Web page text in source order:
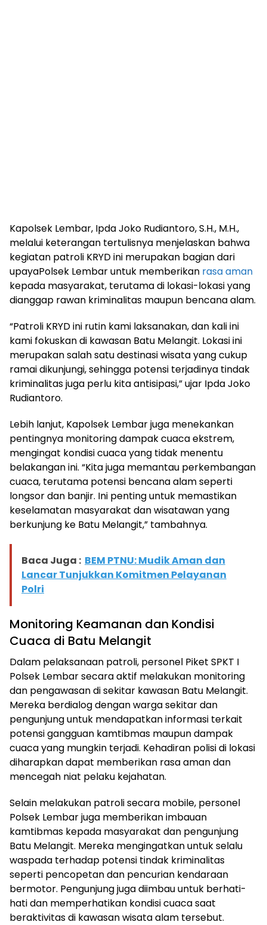
Kapolsek Lembar, Ipda Joko Rudiantoro, S.H., M.H.,
melalui keterangan tertulisnya menjelaskan bahwa
kegiatan patroli KRYD ini merupakan bagian dari
upayaPolsek Lembar untuk memberikan rasa aman
kepada masyarakat, terutama di lokasi-lokasi yang
dianggap rawan kriminalitas maupun bencana alam.
“Patroli KRYD ini rutin kami laksanakan, dan kali ini
kami fokuskan di kawasan Batu Melangit. Lokasi ini
merupakan salah satu destinasi wisata yang cukup
ramai dikunjungi, sehingga potensi terjadinya tindak
kriminalitas juga perlu kita antisipasi,” ujar Ipda Joko
Rudiantoro.
Lebih lanjut, Kapolsek Lembar juga menekankan
pentingnya monitoring dampak cuaca ekstrem,
mengingat kondisi cuaca yang tidak menentu
belakangan ini. “Kita juga memantau perkembangan
cuaca, terutama potensi bencana alam seperti
longsor dan banjir. Ini penting untuk memastikan
keselamatan masyarakat dan wisatawan yang
berkunjung ke Batu Melangit,” tambahnya.
Baca Juga : BEM PTNU: Mudik Aman dan
Lancar Tunjukkan Komitmen Pelayanan
Polri
Monitoring Keamanan dan Kondisi
Cuaca di Batu Melangit
Dalam pelaksanaan patroli, personel Piket SPKT I
Polsek Lembar secara aktif melakukan monitoring
dan pengawasan di sekitar kawasan Batu Melangit.
Mereka berdialog dengan warga sekitar dan
pengunjung untuk mendapatkan informasi terkait
potensi gangguan kamtibmas maupun dampak
cuaca yang mungkin terjadi. Kehadiran polisi di lokasi
diharapkan dapat memberikan rasa aman dan
mencegah niat pelaku kejahatan.
Selain melakukan patroli secara mobile, personel
Polsek Lembar juga memberikan imbauan
kamtibmas kepada masyarakat dan pengunjung
Batu Melangit. Mereka mengingatkan untuk selalu
waspada terhadap potensi tindak kriminalitas
seperti pencopetan dan pencurian kendaraan
bermotor. Pengunjung juga diimbau untuk berhati-
hati dan memperhatikan kondisi cuaca saat
beraktivitas di kawasan wisata alam tersebut.